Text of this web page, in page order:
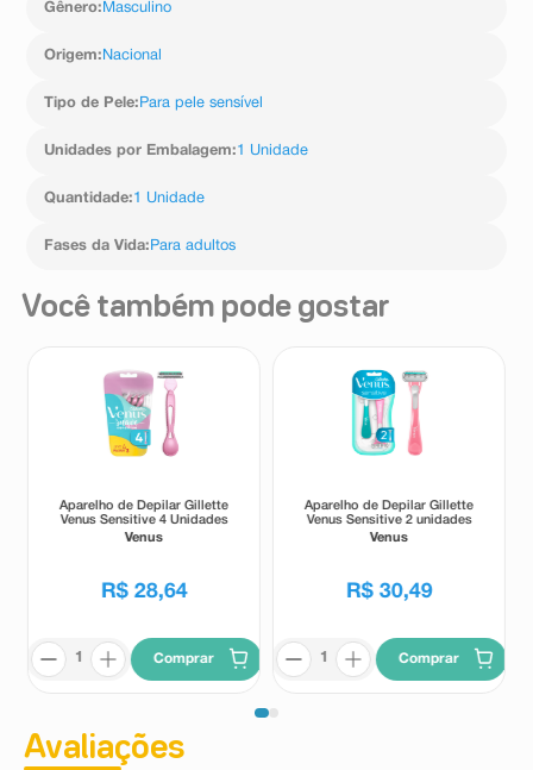
Gênero: Masculino
Origem: Nacional
Tipo de Pele: Para pele sensível
Unidades por Embalagem:1 Unidade
Quantidade:1 Unidade
Fases da Vida: Para adultos
Você também pode gostar
Aparelho de Depilar Gillette
Venus Sensitive 4 Unidades
Venus
R$ 28,64
Comprar
Aparelho de Depilar Gillette
Venus Sensitive 2 unidades
Venus
R$ 30,49
Comprar
Avaliações